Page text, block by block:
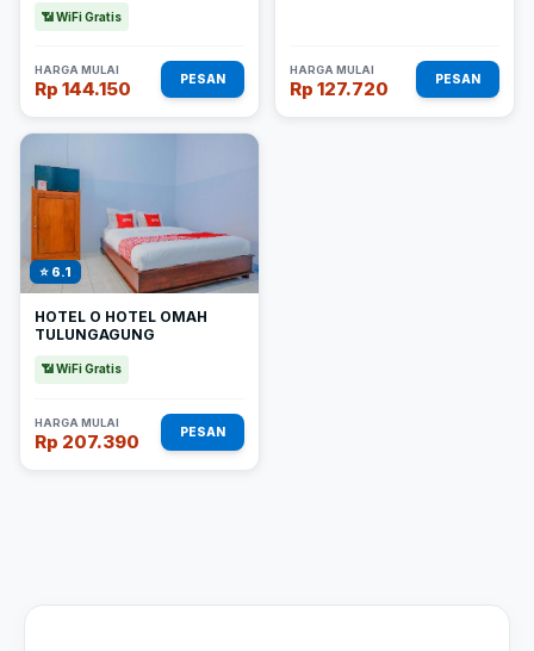
📶 WiFi Gratis
HARGA MULAI
Rp 144.150 PESAN
HARGA MULAI
Rp 127.720 PESAN
⭐ 6.1
HOTEL O HOTEL OMAH
TULUNGAGUNG
📶 WiFi Gratis
HARGA MULAI
Rp 207.390 PESAN